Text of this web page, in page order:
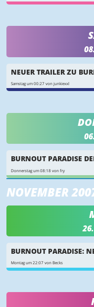
NEUER TRAILER ZU
Samstag um 00:27 von junkiexxl
BURNOUT PARADISE
Donnerstag um 08:18 von fry
NOVEMBER
BURNOUT PARADISE:
Montag um 22:07 von Becks